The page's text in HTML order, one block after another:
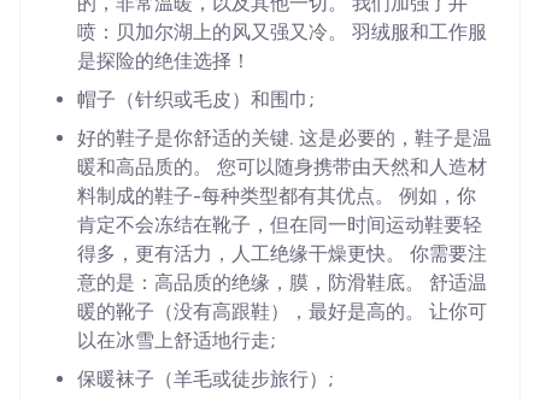
喷：贝加尔湖上的风又强又冷。 羽绒服和工作服
是探险的绝佳选择！
帽子（针织或毛皮）和围巾;
好的鞋子是你舒适的关键. 这是必要的，鞋子是温
暖和高品质的。 您可以随身携带由天然和人造材
料制成的鞋子-每种类型都有其优点。 例如，你
肯定不会冻结在靴子，但在同一时间运动鞋要轻
得多，更有活力，人工绝缘干燥更快。 你需要注
意的是：高品质的绝缘，膜，防滑鞋底。 舒适温
暖的靴子（没有高跟鞋），最好是高的。 让你可
以在冰雪上舒适地行走;
保暖袜子（羊毛或徒步旅行）;